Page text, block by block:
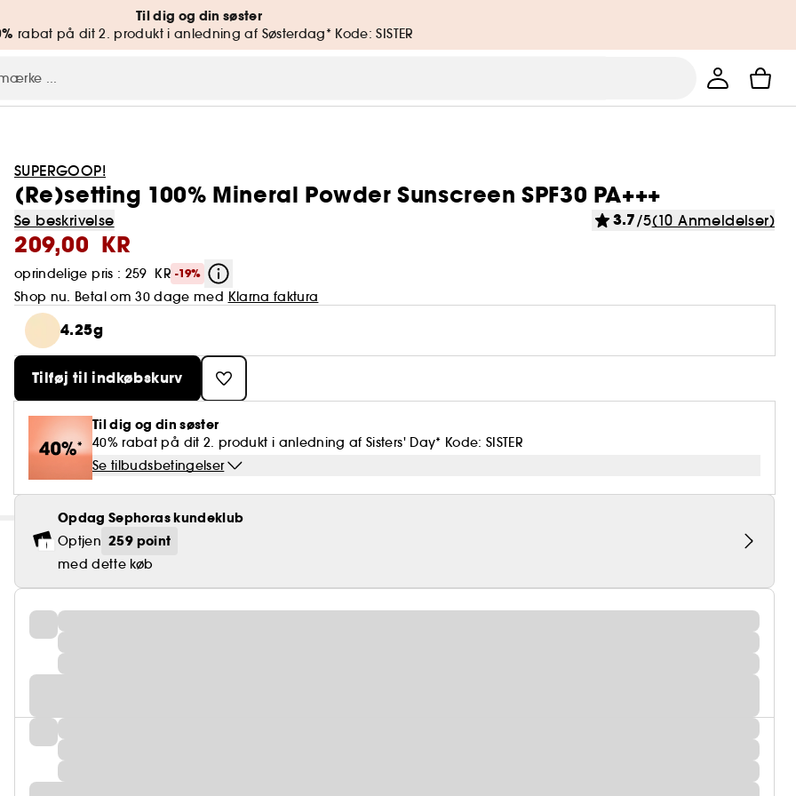
Til dig og din søster
rabat på dit 2. produkt i anledning af Søsterdag* Kode: SISTER
SUPERGOOP!
(Re)setting 100% Mineral Powder Sunscreen SPF30 PA+++
Se beskrivelse 3.7/5(10 Anmeldelser)
209,00 KR
oprindelige pris : 259 KR -19%
Shop nu. Betal om 30 dage med Klarna faktura
4.25g
Tilføj til indkøbskurv
Til dig og din søster
40% rabat på dit 2. produkt i anledning af Sisters' Day* Kode: SISTER
Se tilbudsbetingelser
Opdag Sephoras kundeklub
Optjen 259 point
med dette køb